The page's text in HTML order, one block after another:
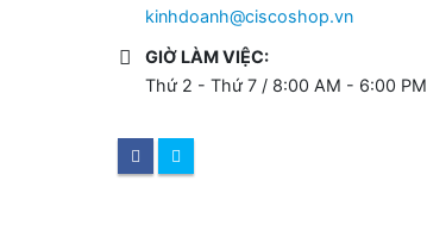
kinhdoanh@ciscoshop.vn
GIỜ LÀM VIỆC:
Thứ 2 - Thứ 7 / 8:00 AM - 6:00 PM